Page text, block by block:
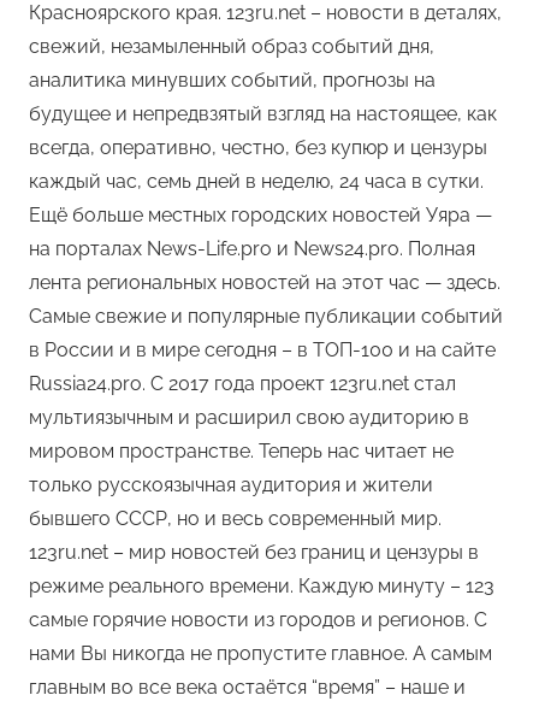
Красноярского края. 123ru.net – новости в деталях,
свежий, незамыленный образ событий дня,
аналитика минувших событий, прогнозы на
будущее и непредвзятый взгляд на настоящее, как
всегда, оперативно, честно, без купюр и цензуры
каждый час, семь дней в неделю, 24 часа в сутки.
Ещё больше местных городских новостей Уяра —
на порталах News-Life.pro и News24.pro. Полная
лента региональных новостей на этот час — здесь.
Самые свежие и популярные публикации событий
в России и в мире сегодня – в ТОП-100 и на сайте
Russia24.pro. С 2017 года проект 123ru.net стал
мультиязычным и расширил свою аудиторию в
мировом пространстве. Теперь нас читает не
только русскоязычная аудитория и жители
бывшего СССР, но и весь современный мир.
123ru.net – мир новостей без границ и цензуры в
режиме реального времени. Каждую минуту – 123
самые горячие новости из городов и регионов. С
нами Вы никогда не пропустите главное. А самым
главным во все века остаётся “время” – наше и